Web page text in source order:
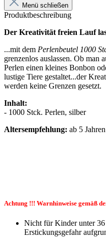
Menü schließen
Produktbeschreibung
Der Kreativität freien Lauf
...mit dem Perlenbeutel 1000
grenzenlos auslassen. Ob man
Perlen einen kleines Bonbon
lustige Tiere gestaltet...der
werden keine Grenzen gesetzt.
Inhalt:
- 1000 Stck. Perlen, silber
Altersempfehlung: ab 5 Jahren
Achtung !!! Warnhinweise gemäß
Nicht für Kinder unter 36
Erstickungsgefahr